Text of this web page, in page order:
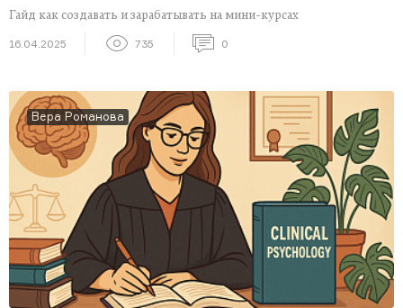
Гайд как создавать и зарабатывать на мини-курсах
16.04.2025 735 0
Вера Романова